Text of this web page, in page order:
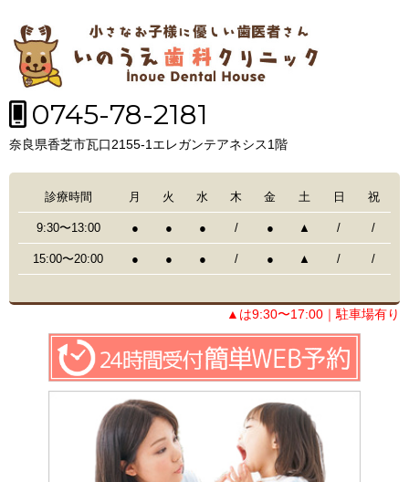
0745-78-2181
奈良県香芝市瓦口2155-1エレガンテアネシス1階
診療時間 月 火 水 木 金 土 日 祝
9:30〜13:00 ● ● ● / ● ▲ / /
15:00〜20:00 ● ● ● / ● ▲ / /
▲は9:30〜17:00｜駐車場有り